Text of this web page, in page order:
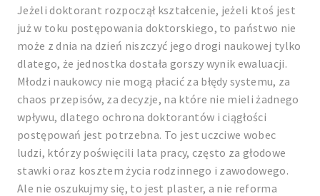
Jeżeli doktorant rozpoczął kształcenie, jeżeli ktoś jest
już w toku postępowania doktorskiego, to państwo nie
może z dnia na dzień niszczyć jego drogi naukowej tylko
dlatego, że jednostka dostała gorszy wynik ewaluacji.
Młodzi naukowcy nie mogą płacić za błędy systemu, za
chaos przepisów, za decyzje, na które nie mieli żadnego
wpływu, dlatego ochrona doktorantów i ciągłości
postępowań jest potrzebna. To jest uczciwe wobec
ludzi, którzy poświęcili lata pracy, często za głodowe
stawki oraz kosztem życia rodzinnego i zawodowego.
Ale nie oszukujmy się, to jest plaster, a nie reforma